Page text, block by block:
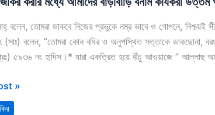
বলেন, তোমরা ডাকবে নিজের প্রভুকে নম্র ভাবে ও গোপনে, নিশ্চয়ই
(সাঃ) বলেন, ”তোমরা কোন বধির ও অনুপস্থিত সত্তাকে ডাকছোনা,
৫৯৩৬ নং হাদিস।* যারা একত্রিত হয়ে উঁচু আওয়াজে ” আল্লাহু
»